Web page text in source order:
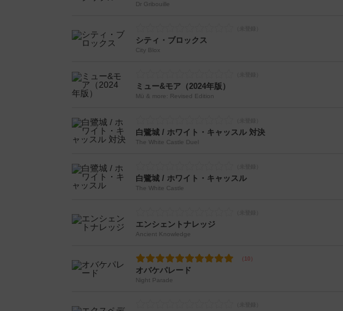
Dr Gribouille
シティ・ブロックス
City Blox
ミュー&モア（2024年版）
Mü & more: Revised Edition
白鷺城 / ホワイト・キャッスル 対決
The White Castle Duel
白鷺城 / ホワイト・キャッスル
The White Castle
エンシェントナレッジ
Ancient Knowledge
オバケパレード
Night Parade